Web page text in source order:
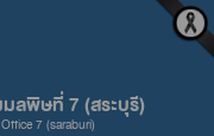
ลพิษที่ 7 (สระบุรี)
7 (saraburi)